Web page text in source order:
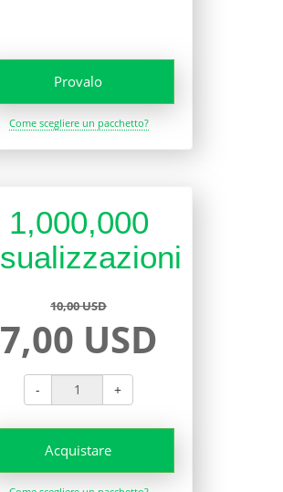
Provalo
Come scegliere un pacchetto?
1,000,000
10,00 USD
7,00 USD
- +
Acquistare